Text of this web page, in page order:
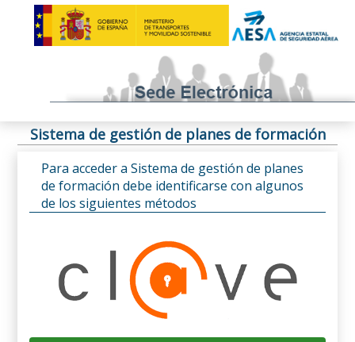
Sistema de gestión de planes de formación
Para acceder a Sistema de gestión de planes
de formación debe identificarse con algunos
de los siguientes métodos